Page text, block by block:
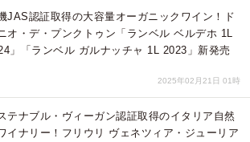
JAS認証取得の大容量オーガニックワイン！ド
オ・デ・プンクトゥン「ランベル ベルデホ 1L
」「ランベル ガルナッチャ 1L 2023」新発売
2025年02月21日 01時
テナブル・ヴィーガン認証取得のイタリア自然
イナリー！フリウリ ヴェネツィア・ジューリア